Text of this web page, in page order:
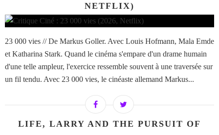
NETFLIX)
23 000 vies // De Markus Goller. Avec Louis Hofmann, Mala Emde
et Katharina Stark. Quand le cinéma s'empare d'un drame humain
d'une telle ampleur, l'exercice ressemble souvent à une traversée sur
un fil tendu. Avec 23 000 vies, le cinéaste allemand Markus...
LIFE, LARRY AND THE PURSUIT OF